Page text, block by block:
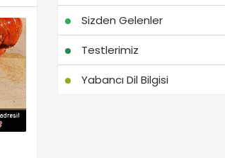
Sizden Gelenler
Testlerimiz
Yabancı Dil Bilgisi